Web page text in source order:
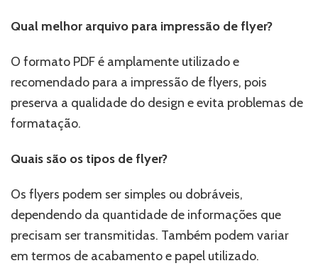
Qual melhor arquivo para impressão de flyer?
O formato PDF é amplamente utilizado e
recomendado para a impressão de flyers, pois
preserva a qualidade do design e evita problemas de
formatação.
Quais são os tipos de flyer?
Os flyers podem ser simples ou dobráveis,
dependendo da quantidade de informações que
precisam ser transmitidas. Também podem variar
em termos de acabamento e papel utilizado.